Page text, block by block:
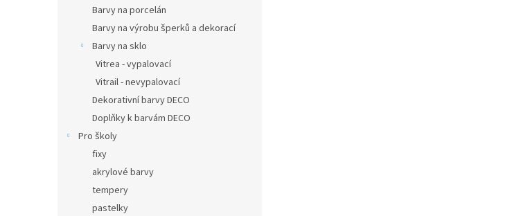
Barvy na porcelán
Barvy na výrobu šperků a dekorací
Barvy na sklo
Vitrea - vypalovací
Vitrail - nevypalovací
Dekorativní barvy DECO
Doplňky k barvám DECO
Pro školy
fixy
akrylové barvy
tempery
pastelky